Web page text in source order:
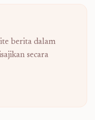
berita dalam
secara